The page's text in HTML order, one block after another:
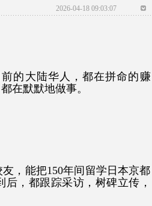
2026-04-18 09:03:07
的大陆华人，都在拼命的赚
在默默地做事。
，能把150年间留学日本京都
，都跟踪采访，树碑立传，